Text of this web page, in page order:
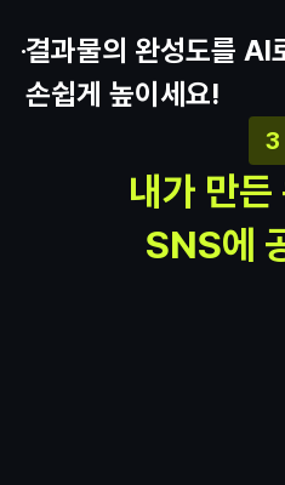
결과물의 완성도를 AI
손쉽게 높이세요!
3
내가 만
SNS에